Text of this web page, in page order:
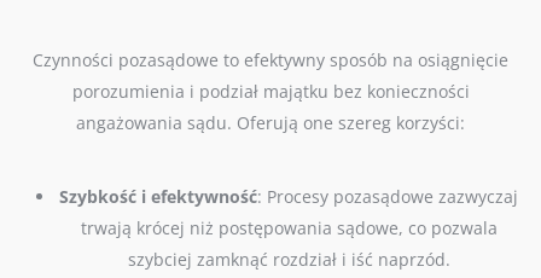
Czynności pozasądowe to efektywny sposób na osiągnięcie
porozumienia i podział majątku bez konieczności
angażowania sądu. Oferują one szereg korzyści:
Szybkość i efektywność: Procesy pozasądowe zazwyczaj
trwają krócej niż postępowania sądowe, co pozwala
szybciej zamknąć rozdział i iść naprzód.